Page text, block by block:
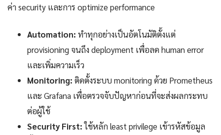
ค่า security และการ optimize performance
Automation: ทำทุกอย่างเป็นอัตโนมัติตั้งแต่
provisioning จนถึง deployment เพื่อลด human error
และเพิ่มความเร็ว
Monitoring: ติดตั้งระบบ monitoring ด้วย Prometheus
และ Grafana เพื่อตรวจจับปัญหาก่อนที่จะส่งผลกระทบ
ต่อผู้ใช้
Security First:ใช้หลัก least privilege เข้ารหัสข้อมูล